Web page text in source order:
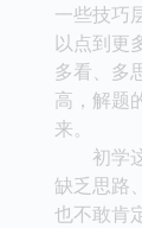
一些技巧
以点到更
多看、多
高，解题
来。
初学这
缺乏思路
也不敢肯